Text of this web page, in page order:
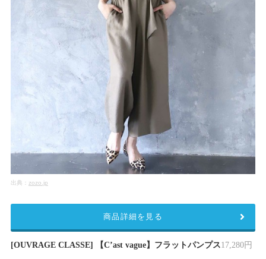
出典： zozo.jp
[OUVRAGE CLASSE] 【C’ast vague】フラットパンプス17,280円
商品詳細を見る